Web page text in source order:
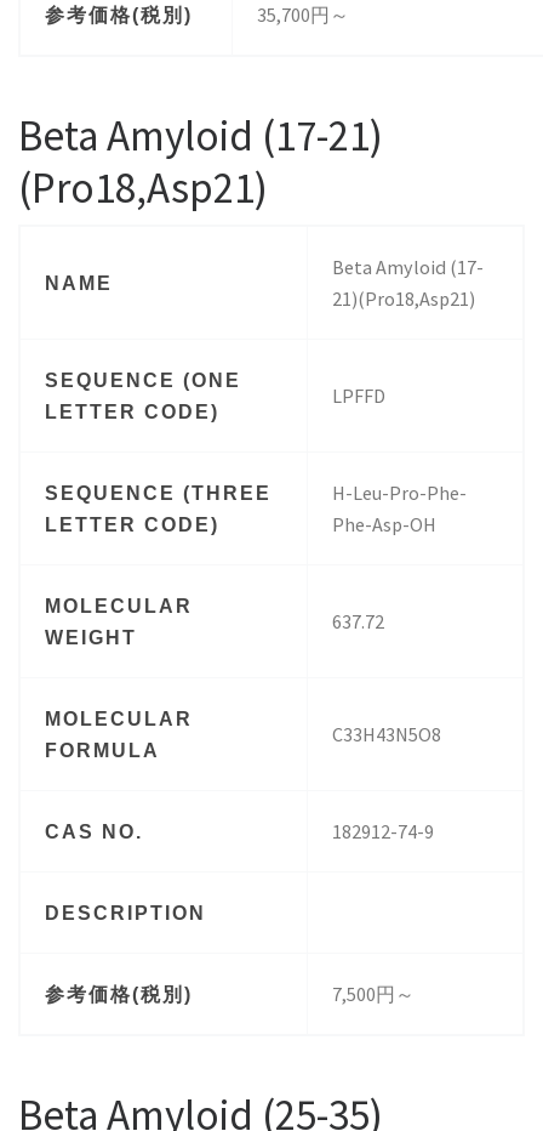
参考価格(税別) 35,700円～
Beta Amyloid (17-21)
(Pro18,Asp21)
NAME
Beta Amyloid (17-
21)(Pro18,Asp21)
SEQUENCE (ONE
LETTER CODE)
LPFFD
SEQUENCE (THREE
LETTER CODE)
H-Leu-Pro-Phe-
Phe-Asp-OH
MOLECULAR
WEIGHT
637.72
MOLECULAR
FORMULA
C33H43N5O8
CAS NO. 182912-74-9
DESCRIPTION
参考価格(税別) 7,500円～
Beta Amyloid (25-35)